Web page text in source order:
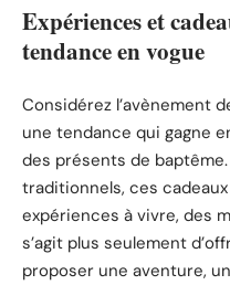
Expériences et
tendance en vogue
Considérez l’avènement
une tendance qui gagne
des présents de
traditionnels, ces
expériences à vivre, des
s’agit plus seulement
proposer une aventure,